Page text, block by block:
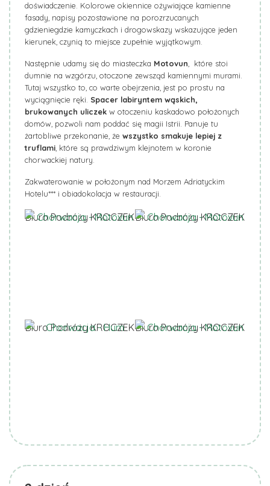
doświadczenie. Kolorowe okiennice ożywiające kamienne
fasady, napisy pozostawione na porozrzucanych
gdzieniegdzie kamyczkach i drogowskazy wskazujące jeden
kierunek, czynią to miejsce zupełnie wyjątkowym.
Następnie udamy się do miasteczka Motovun , które stoi
dumnie na wzgórzu, otoczone zewsząd kamiennymi murami.
Tutaj wszystko to, co warte obejrzenia, jest po prostu na
wyciągnięcie ręki. Spacer labiryntem wąskich,
brukowanych uliczek w otoczeniu kaskadowo położonych
domów, pozwoli nam poddać się magii Istrii. Panuje tu
żartobliwe przekonanie, że wszystko smakuje lepiej z
truflami , które są prawdziwym klejnotem w koronie
chorwackiej natury.
Zakwaterowanie w położonym nad Morzem Adriatyckim
Hotelu*** i obiadokolacja w restauracji.
Biuro Podróży KROCZEKBiuro Podróży KROCZEK
Biuro Podróży KROCZEKBiuro Podróży KROCZEK